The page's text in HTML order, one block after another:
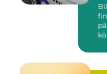
finns på